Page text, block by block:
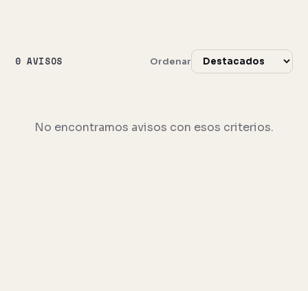
0 AVISOS Ordenar
No encontramos avisos con esos criterios.